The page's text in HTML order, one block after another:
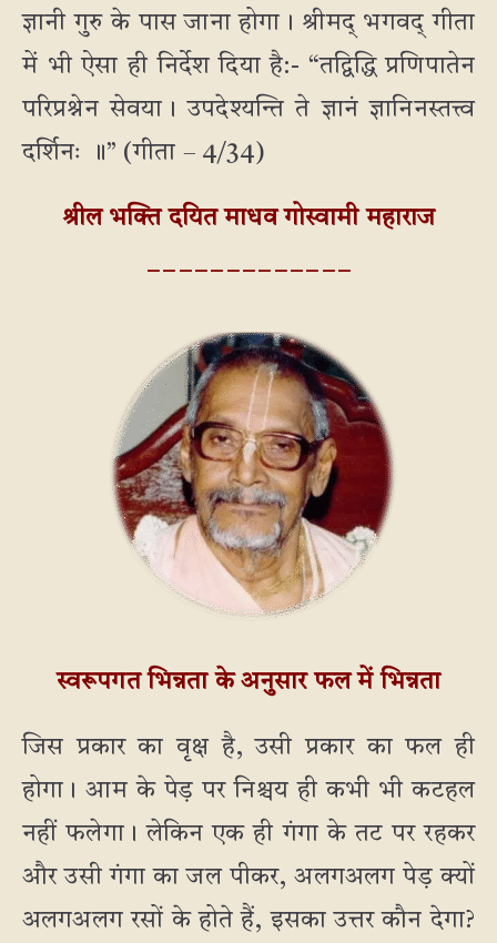
ज्ञानी गुरु के पास जाना होगा। श्रीमद् भगवद् गीता
में भी ऐसा ही निर्देश दिया है:- “तद्विद्धि प्रणिपातेन
परिप्रश्नेन सेवया। उपदेश्यन्ति ते ज्ञानं ज्ञानिनस्तत्त्व
दर्शिनः ॥” (गीता – 4/34)
श्रील भक्ति दयित माधव गोस्वामी महाराज
स्वरूपगत भिन्नता के अनुसार फल में भिन्नता
जिस प्रकार का वृक्ष है, उसी प्रकार का फल ही
होगा। आम के पेड़ पर निश्चय ही कभी भी कटहल
नहीं फलेगा। लेकिन एक ही गंगा के तट पर रहकर
और उसी गंगा का जल पीकर, अलगअलग पेड़ क्यों
अलगअलग रसों के होते हैं, इसका उत्तर कौन देगा?